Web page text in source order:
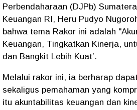
Perbendaharaan (DJPb)
Keuangan RI, Heru Pudyo
bahwa tema Rakor ini adalah
Keuangan, Tingkatkan Kinerja,
dan Bangkit Lebih Kuat’.
Melalui rakor ini, ia berharap
sekaligus pemahaman yang
itu akuntabilitas keuangan dan